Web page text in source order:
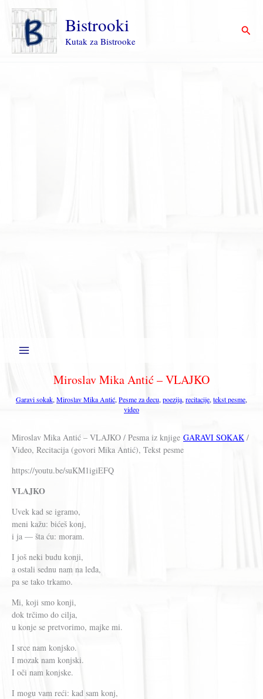
Пређи
садржај
Bistrooki
Kutak za Bistrooke
Miroslav Mika Antić – VLAJKO
Garavi sokak, Miroslav Mika Antić, Pesme za decu, poezija, recitacije, tekst pesme,
video
Miroslav Mika Antić – VLAJKO / Pesma iz knjige GARAVI SOKAK /
Video, Recitacija (govori Mika Antić), Tekst pesme
https://youtu.be/suKM1igiEFQ
VLAJKO
Uvek kad se igramo,
meni kažu: bićeš konj,
i ja — šta ću: moram.
I još neki budu konji,
a ostali sednu nam na leđa,
pa se tako trkamo.
Mi, koji smo konji,
dok trčimo do cilja,
u konje se pretvorimo, majke mi.
I srce nam konjsko.
I mozak nam konjski.
I oči nam konjske.
I mogu vam reći: kad sam konj,